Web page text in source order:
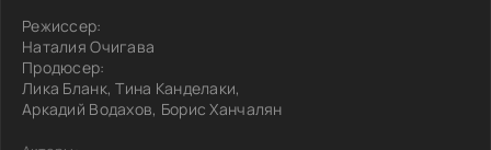
Режиссер:
Наталия Очигава
Продюсер:
Лика Бланк, Тина Канделаки,
Аркадий Водахов, Борис Ханчалян